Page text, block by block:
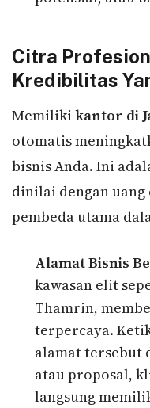
Citra
Kredibilitas
Memiliki kantor di
otomatis
bisnis Anda. Ini
dinilai dengan
pembeda utama
Alamat Bisnis
kawasan elit
Thamrin,
terpercaya.
alamat tersebut
atau proposal,
langsung